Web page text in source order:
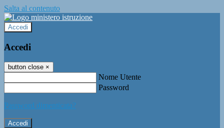
Salta al contenuto
Accedi
Accedi
button close ×
Nome Utente
Password
Password dimenticata?